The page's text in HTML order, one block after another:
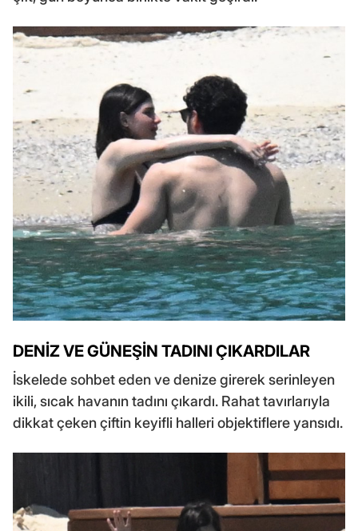
DENİZ VE GÜNEŞİN TADINI ÇIKARDILAR
İskelede sohbet eden ve denize girerek serinleyen
ikili, sıcak havanın tadını çıkardı. Rahat tavırlarıyla
dikkat çeken çiftin keyifli halleri objektiflere yansıdı.